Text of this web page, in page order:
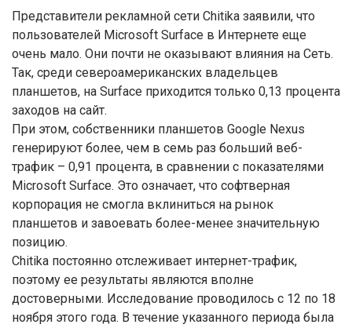
Представители рекламной сети Chitika заявили, что
пользователей Microsoft Surface в Интернете еще
очень мало. Они почти не оказывают влияния на Сеть.
Так, среди североамериканских владельцев
планшетов, на Surface приходится только 0,13 процента
заходов на сайт.
При этом, собственники планшетов Google Nexus
генерируют более, чем в семь раз больший веб-
трафик – 0,91 процента, в сравнении с показателями
Microsoft Surface. Это означает, что софтверная
корпорация не смогла вклиниться на рынок
планшетов и завоевать более-менее значительную
позицию.
Chitika постоянно отслеживает интернет-трафик,
поэтому ее результаты являются вполне
достоверными. Исследование проводилось с 12 по 18
ноября этого года. В течение указанного периода была